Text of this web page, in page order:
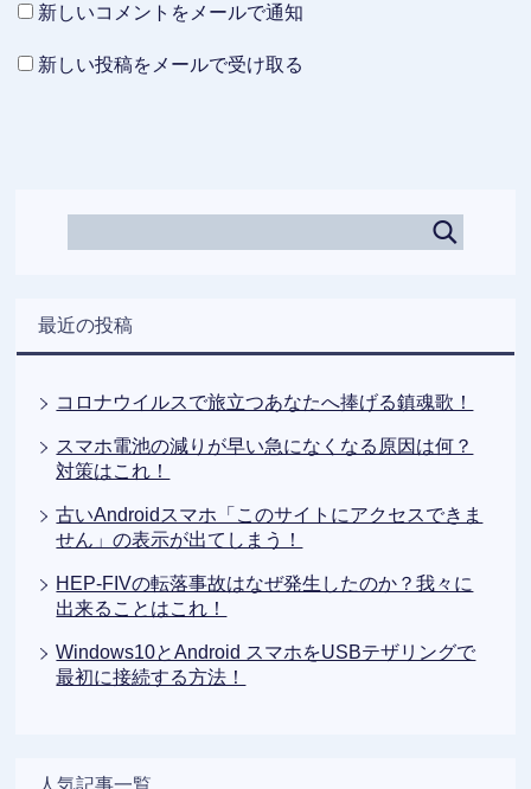
新しいコメントをメールで通知
新しい投稿をメールで受け取る
最近の投稿
コロナウイルスで旅立つあなたへ捧げる鎮魂歌！
スマホ電池の減りが早い急になくなる原因は何？
対策はこれ！
古いAndroidスマホ「このサイトにアクセスできま
せん」の表示が出てしまう！
HEP-FIVの転落事故はなぜ発生したのか？我々に
出来ることはこれ！
Windows10とAndroid スマホをUSBテザリングで
最初に接続する方法！